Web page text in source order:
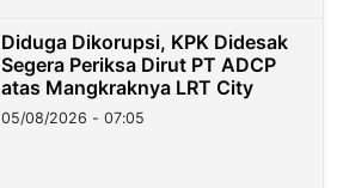
Diduga Dikorupsi, KPK Didesak
Segera Periksa Dirut PT ADCP
atas Mangkraknya LRT City
05/08/2026 - 07:05